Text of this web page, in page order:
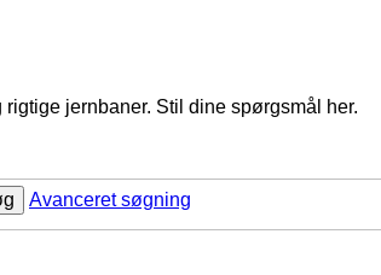
jernbaner. Stil dine spørgsmål her.
Avanceret søgning